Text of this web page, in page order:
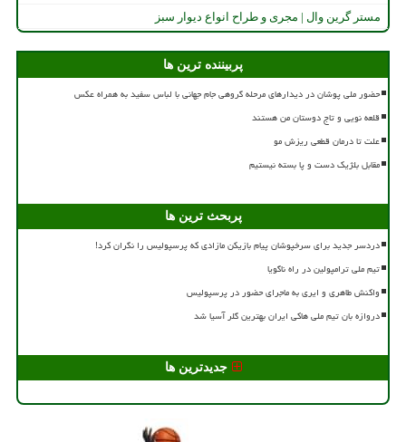
مستر گرین وال | مجری و طراح انواع دیوار سبز
پربیننده ترین ها
حضور ملی پوشان در دیدارهای مرحله گروهی جام جهانی با لباس سفید به همراه عکس
قلعه نویی و تاج دوستان من هستند
علت تا درمان قطعی ریزش مو
مقابل بلژیک دست و پا بسته نیستیم
پربحث ترین ها
دردسر جدید برای سرخپوشان پیام بازیکن مازادی که پرسپولیس را نگران کرد!
تیم ملی ترامپولین در راه ناگویا
واکنش طاهری و ایری به ماجرای حضور در پرسپولیس
دروازه بان تیم ملی هاکی ایران بهترین گلر آسیا شد
جدیدترین ها